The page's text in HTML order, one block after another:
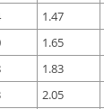
1.47
1.65
1.83
2.05